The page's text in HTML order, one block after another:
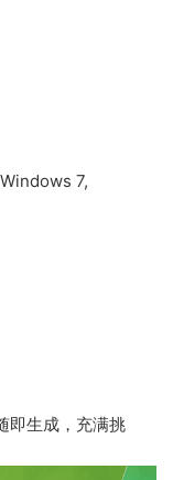
7,
即生成，充满挑